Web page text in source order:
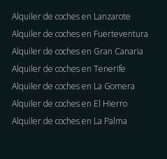
Alquiler de coches en Lanzarote
Alquiler de coches en Fuerteventura
Alquiler de coches en Gran Canaria
Alquiler de coches en Tenerife
Alquiler de coches en La Gomera
Alquiler de coches en El Hierro
Alquiler de coches en La Palma